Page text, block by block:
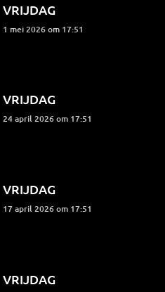
VRIJDAG
1 mei 2026 om 17:51
VRIJDAG
24 april 2026 om 17:51
VRIJDAG
17 april 2026 om 17:51
VRIJDAG